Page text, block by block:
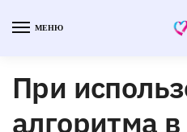
МЕНЮ
При
алгоритма